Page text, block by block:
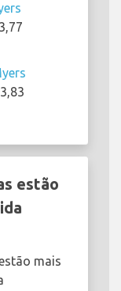
estão
mais